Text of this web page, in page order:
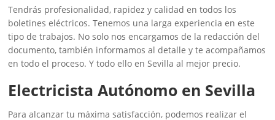
Tendrás profesionalidad, rapidez y calidad en todos los
boletines eléctricos. Tenemos una larga experiencia en este
tipo de trabajos. No solo nos encargamos de la redacción del
documento, también informamos al detalle y te acompañamos
en todo el proceso. Y todo ello en Sevilla al mejor precio.
Electricista Autónomo en Sevilla
Para alcanzar tu máxima satisfacción, podemos realizar el